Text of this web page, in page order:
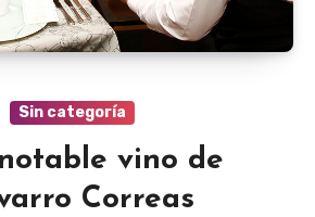
Sin categoría
vino de
Correas